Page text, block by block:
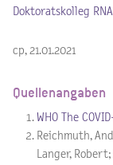
Doktoratskolleg
cp, 21.01.2021
Quellenangaben
WHO The
Reichmuth,
Langer,